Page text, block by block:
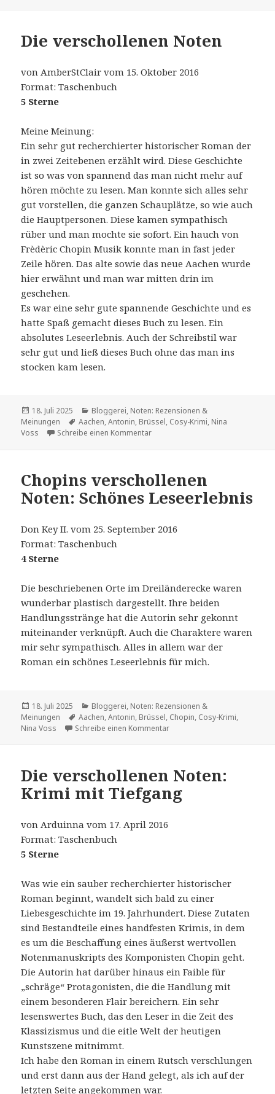
Die verschollenen Noten
von AmberStClair vom 15. Oktober 2016
Format: Taschenbuch
5 Sterne
Meine Meinung:
Ein sehr gut recherchierter historischer Roman der
in zwei Zeitebenen erzählt wird. Diese Geschichte
ist so was von spannend das man nicht mehr auf
hören möchte zu lesen. Man konnte sich alles sehr
gut vorstellen, die ganzen Schauplätze, so wie auch
die Hauptpersonen. Diese kamen sympathisch
rüber und man mochte sie sofort. Ein hauch von
Frèdèric Chopin Musik konnte man in fast jeder
Zeile hören. Das alte sowie das neue Aachen wurde
hier erwähnt und man war mitten drin im
geschehen.
Es war eine sehr gute spannende Geschichte und es
hatte Spaß gemacht dieses Buch zu lesen. Ein
absolutes Leseerlebnis. Auch der Schreibstil war
sehr gut und ließ dieses Buch ohne das man ins
stocken kam lesen.
Veröffentlicht
am
18. Juli 2025 Kategorien
Bloggerei, Noten: Rezensionen &
Meinungen
Schlagwörter
Aachen,Antonin, Brüssel, Cosy-Krimi, Nina
Voss
Schreibe einen Kommentarzu Die verschollenen Noten
Chopins verschollenen
Noten: Schönes Leseerlebnis
Don Key II. vom 25. September 2016
Format: Taschenbuch
4 Sterne
Die beschriebenen Orte im Dreiländerecke waren
wunderbar plastisch dargestellt. Ihre beiden
Handlungsstränge hat die Autorin sehr gekonnt
miteinander verknüpft. Auch die Charaktere waren
mir sehr sympathisch. Alles in allem war der
Roman ein schönes Leseerlebnis für mich.
Veröffentlicht
am
18. Juli 2025 Kategorien
Bloggerei, Noten: Rezensionen &
Meinungen
Schlagwörter
Aachen,Antonin, Brüssel, Chopin, Cosy-Krimi,
Nina Voss
Schreibe einen Kommentarzu Chopins verschollenen
Die verschollenen Noten:
Krimi mit Tiefgang
von Arduinna vom 17. April 2016
Format: Taschenbuch
5 Sterne
Was wie ein sauber recherchierter historischer
Roman beginnt, wandelt sich bald zu einer
Liebesgeschichte im 19. Jahrhundert. Diese Zutaten
sind Bestandteile eines handfesten Krimis, in dem
es um die Beschaffung eines äußerst wertvollen
Notenmanuskripts des Komponisten Chopin geht.
Die Autorin hat darüber hinaus ein Faible für
„schräge“ Protagonisten, die die Handlung mit
einem besonderen Flair bereichern. Ein sehr
lesenswertes Buch, das den Leser in die Zeit des
Klassizismus und die eitle Welt der heutigen
Kunstszene mitnimmt.
Ich habe den Roman in einem Rutsch verschlungen
und erst dann aus der Hand gelegt, als ich auf der
letzten Seite angekommen war.